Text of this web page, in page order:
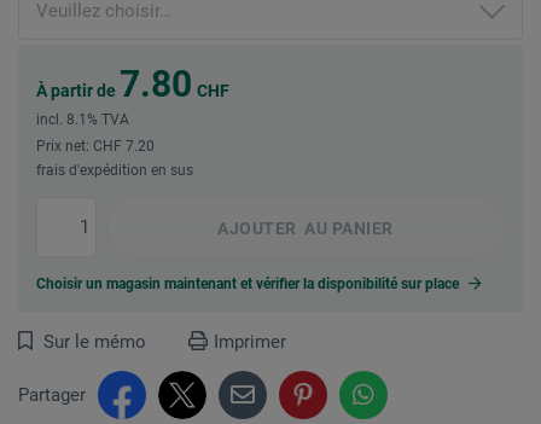
À partir de 7.80 CHF
incl. 8.1% TVA
Prix net: CHF 7.20
frais d'expédition en sus
AJOUTER AU PANIER
Choisir un magasin maintenant et vérifier la disponibilité sur place
Sur le mémo Imprimer
Partager